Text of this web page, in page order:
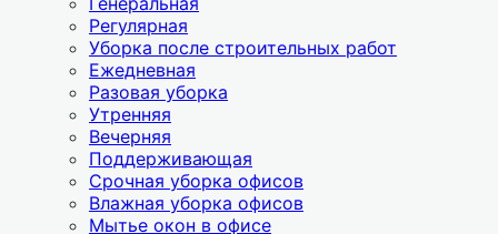
Регулярная
Уборка после строительных работ
Ежедневная
Разовая уборка
Утренняя
Вечерняя
Поддерживающая
Срочная уборка офисов
Влажная уборка офисов
Мытье окон в офисе